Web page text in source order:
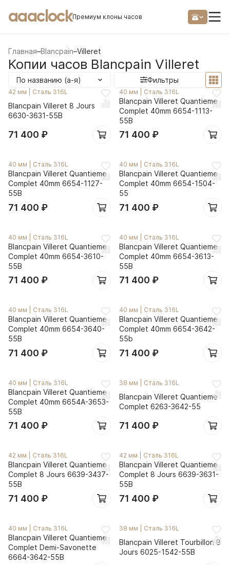
aaaclockПремиум клоны часов
Главная–Blancpain–Villeret
Копии часов Blancpain Villeret
По названию (а-я) Фильтры
42 мм Сталь 316L
Blancpain Villeret 8 Jours
6630-3631-55B
71 400 ₽
40 мм Сталь 316L
Blancpain Villeret Quantieme
Complet 40mm 6654-1113-
55B
71 400 ₽
40 мм Сталь 316L
Blancpain Villeret Quantieme
Complet 40mm 6654-1127-
55B
71 400 ₽
40 мм Сталь 316L
Blancpain Villeret Quantieme
Complet 40mm 6654-1504-
55
71 400 ₽
40 мм Сталь 316L
Blancpain Villeret Quantieme
Complet 40mm 6654-3610-
55B
71 400 ₽
40 мм Сталь 316L
Blancpain Villeret Quantieme
Complet 40mm 6654-3613-
55B
71 400 ₽
40 мм Сталь 316L
Blancpain Villeret Quantieme
Complet 40mm 6654-3640-
55B
71 400 ₽
40 мм Сталь 316L
Blancpain Villeret Quantieme
Complet 40mm 6654-3642-
55b
71 400 ₽
40 мм Сталь 316L
Blancpain Villeret Quantieme
Complet 40mm 6654A-3653-
55B
71 400 ₽
38 мм Сталь 316L
Blancpain Villeret Quantieme
Complet 6263-3642-55
71 400 ₽
42 мм Сталь 316L
Blancpain Villeret Quantieme
Complet 8 Jours 6639-3437-
55B
71 400 ₽
42 мм Сталь 316L
Blancpain Villeret Quantieme
Complet 8 Jours 6639-3631-
55B
71 400 ₽
40 мм Сталь 316L
Blancpain Villeret Quantieme
Complet Demi-Savonette
6664-3642-55B
38 мм Сталь 316L
Blancpain Villeret Tourbillon 8
Jours 6025-1542-55B